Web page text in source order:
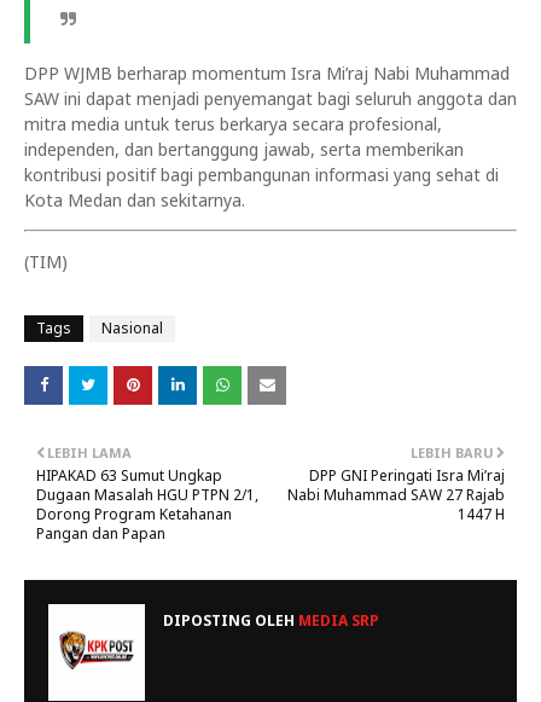
DPP WJMB berharap momentum Isra Mi’raj Nabi Muhammad
SAW ini dapat menjadi penyemangat bagi seluruh anggota dan
mitra media untuk terus berkarya secara profesional,
independen, dan bertanggung jawab, serta memberikan
kontribusi positif bagi pembangunan informasi yang sehat di
Kota Medan dan sekitarnya.
(TIM)
Tags Nasional
LEBIH BARU
DPP GNI Peringati Isra Mi’raj
Nabi Muhammad SAW 27 Rajab
1447 H
LEBIH LAMA
HIPAKAD 63 Sumut Ungkap
Dugaan Masalah HGU PTPN 2/1,
Dorong Program Ketahanan
Pangan dan Papan
DIPOSTING OLEH MEDIA SRP